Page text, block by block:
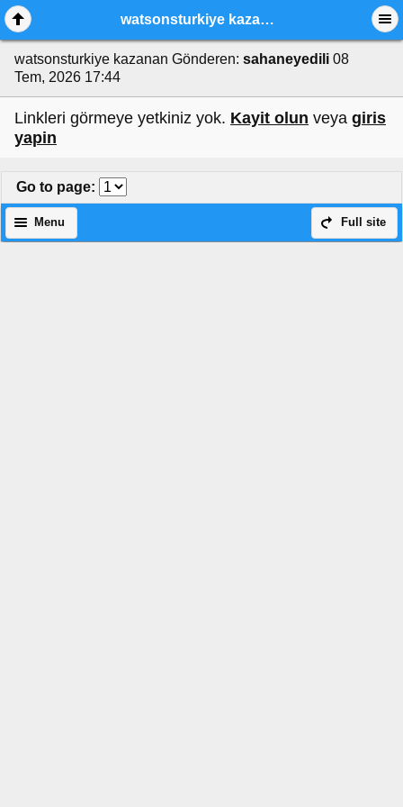
watsonsturkiye kazanan
watsonsturkiye kazanan Gönderen: sahaneyedili 08
Tem, 2026 17:44
Linkleri görmeye yetkiniz yok. Kayit olun veya giris
yapin
Go to page:
Full site
Menu